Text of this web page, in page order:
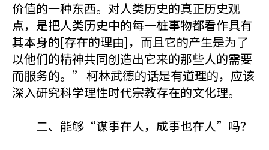
价值的一种东西。对人类历史的真正历史观
点，是把人类历史中的每一桩事物都看作具有
其本身的[存在的理由]，而且它的产生是为了
以他们的精神共同创造出它来的那些人的需要
而服务的。” 柯林武德的话是有道理的，应该
深入研究科学理性时代宗教存在的文化理。
二、能够“谋事在人，成事也在人”吗？